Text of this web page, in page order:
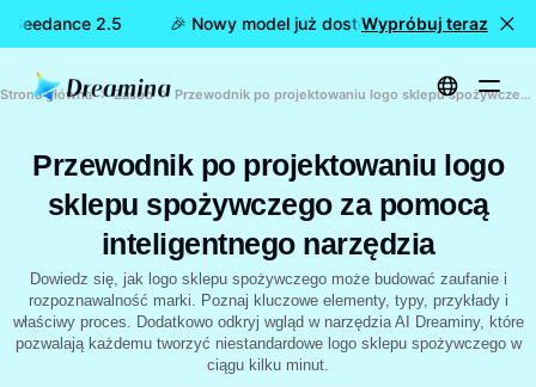
Seedance 2.5 🎉 Nowy model już dostępny: Dreamina
Wypróbuj teraz
Strona główna Zasób Przewodnik po projektowaniu logo sklepu spożywczego za pomocą inteligentnego narzędzia
Przewodnik po projektowaniu logo
sklepu spożywczego za pomocą
inteligentnego narzędzia
Dowiedz się, jak logo sklepu spożywczego może budować zaufanie i
rozpoznawalność marki. Poznaj kluczowe elementy, typy, przykłady i
właściwy proces. Dodatkowo odkryj wgląd w narzędzia AI Dreaminy, które
pozwalają każdemu tworzyć niestandardowe logo sklepu spożywczego w
ciągu kilku minut.